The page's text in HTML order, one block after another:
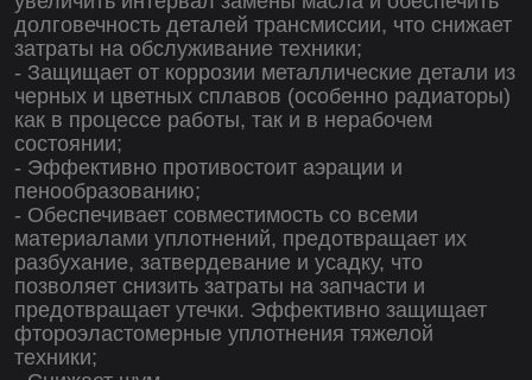
долговечность деталей трансмиссии, что снижает
затраты на обслуживание техники;
- Защищает от коррозии металлические детали из
черных и цветных сплавов (особенно радиаторы)
как в процессе работы, так и в нерабочем
состоянии;
- Эффективно противостоит аэрации и
пенообразованию;
- Обеспечивает совместимость со всеми
материалами уплотнений, предотвращает их
разбухание, затвердевание и усадку, что
позволяет снизить затраты на запчасти и
предотвращает утечки. Эффективно защищает
фтороэластомерные уплотнения тяжелой
техники;